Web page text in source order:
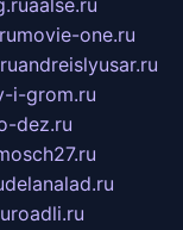
aalse.ru
movie-one.ru
andreislyusar.ru
i-grom.ru
dez.ru
delanalad.ru
roadli.ru